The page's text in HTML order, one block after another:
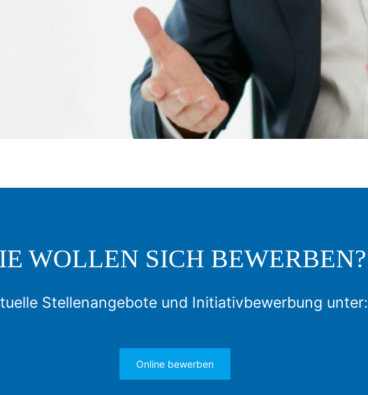
WOLLEN SICH BEWERBEN?
Stellenangebote und Initiativbewerbung unter:
Online bewerben